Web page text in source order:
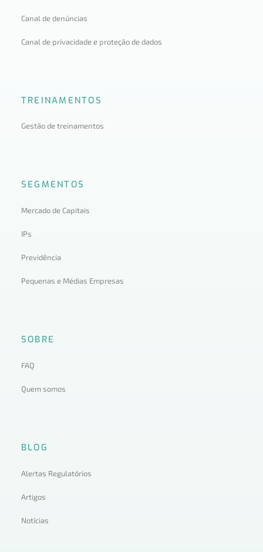
Canal de denúncias
Canal de privacidade e proteção de dados
TREINAMENTOS
Gestão de treinamentos
SEGMENTOS
Mercado de Capitais
IPs
Previdência
Pequenas e Médias Empresas
SOBRE
FAQ
Quem somos
BLOG
Alertas Regulatórios
Artigos
Notícias